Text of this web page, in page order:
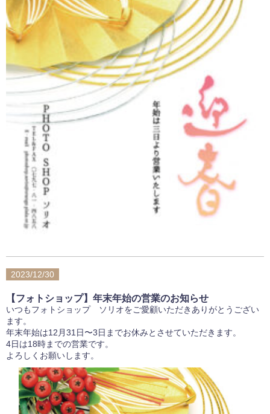
2023/12/30
【フォトショップ】年末年始の営業のお知らせ
いつもフォトショップ ソリオをご愛顧いただきありがとうござい
ます。
年末年始は12月31日〜3日までお休みとさせていただきます。
4日は18時までの営業です。
よろしくお願いします。